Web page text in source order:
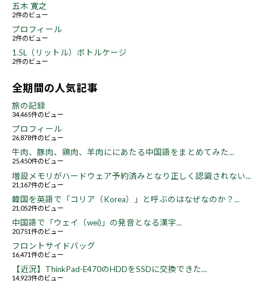
五木 寛之
2件のビュー
プロフィール
2件のビュー
1.5L（リットル）ボトルケージ
2件のビュー
全期間の人気記事
旅の記録
34,465件のビュー
プロフィール
26,878件のビュー
牛肉、豚肉、鶏肉、羊肉ににあたる中国語をまとめてみた...
25,450件のビュー
増設メモリがハードウェア予約済みとなり正しく認識されない...
21,167件のビュー
韓国を英語で「コリア（Korea）」と呼ぶのはなぜなのか？...
21,052件のビュー
中国語で「ウェイ（wei)」の発音となる漢字...
20,751件のビュー
フロントサイドバッグ
16,471件のビュー
【近況】ThinkPad-E470のHDDをSSDに交換できた...
14,923件のビュー